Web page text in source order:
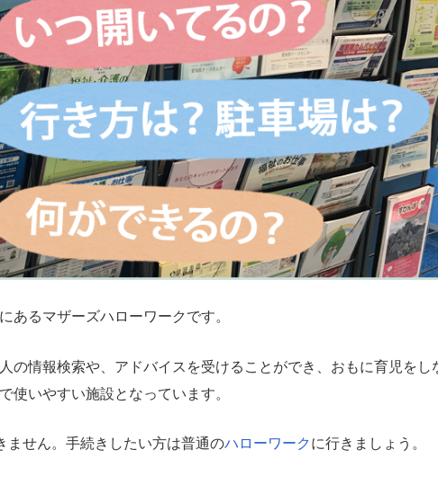
あるマザーズハローワークです。
の情報検索や、アドバイスを受けることができ、おもに育児をし
使いやすい施設となっています。
ません。手続きしたい方は普通のハローワーク に行きましょう。